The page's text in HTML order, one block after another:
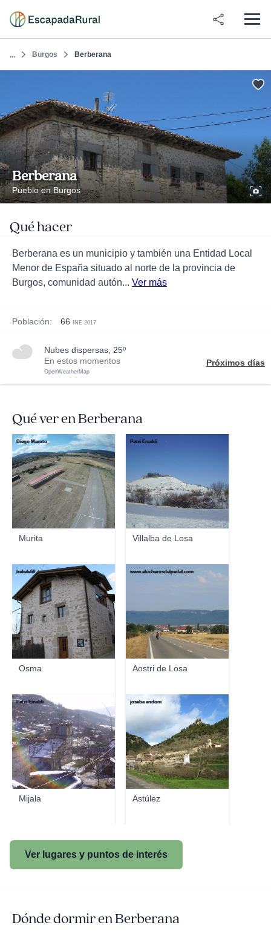
... Burgos Berberana
Berberana
Pueblo en Burgos
Qué hacer
Berberana es un municipio y también una Entidad Local
Menor de España situado al norte de la provincia de
Burgos, comunidad autón... Ver más
Población: 66 INE 2017
nubes dispersas, 25º
En estos momentos
OpenWeatherMap
Próximos días
Qué ver en Berberana
Murita
Diego Maroto
Villalba de Losa
Patxi Emaldi
Osma
bekele68
Aostri de Losa
www.alucherosdelpedal.com
Mijala
Patxi Emaldi
Astúlez
joseba andoni
Ver lugares y puntos de interés
Dónde dormir en Berberana